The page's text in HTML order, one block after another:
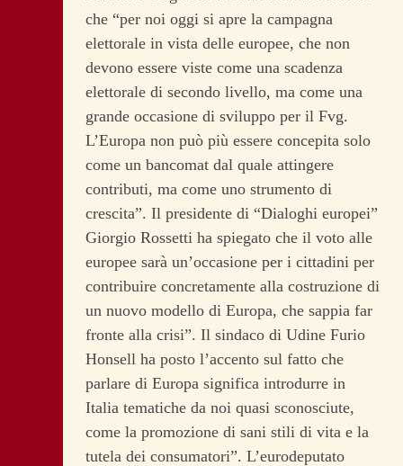
che “per noi oggi si apre la campagna
elettorale in vista delle europee, che non
devono essere viste come una scadenza
elettorale di secondo livello, ma come una
grande occasione di sviluppo per il Fvg.
L’Europa non può più essere concepita solo
come un bancomat dal quale attingere
contributi, ma come uno strumento di
crescita”. Il presidente di “Dialoghi europei”
Giorgio Rossetti ha spiegato che il voto alle
europee sarà un’occasione per i cittadini per
contribuire concretamente alla costruzione di
un nuovo modello di Europa, che sappia far
fronte alla crisi”. Il sindaco di Udine Furio
Honsell ha posto l’accento sul fatto che
parlare di Europa significa introdurre in
Italia tematiche da noi quasi sconosciute,
come la promozione di sani stili di vita e la
tutela dei consumatori”. L’eurodeputato